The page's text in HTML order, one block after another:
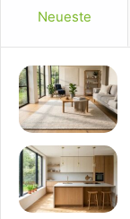
Neueste